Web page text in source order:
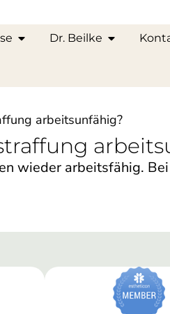
Dr. Beilke
arbeitsunfähig?
wieder arbeitsfähig.